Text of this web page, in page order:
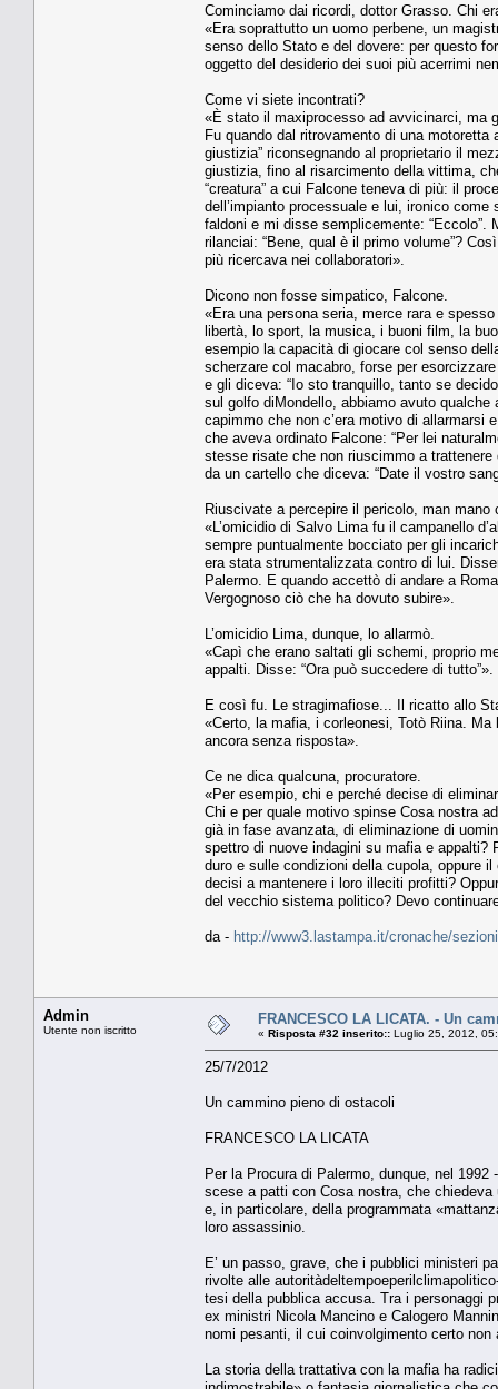
Cominciamo dai ricordi, dottor Grasso. Chi
«Era soprattutto un uomo perbene, un
senso dello Stato e del dovere: per questo
oggetto del desiderio dei suoi più acerrimi
Come vi siete incontrati?
«È stato il maxiprocesso ad avvicinarci, ma
Fu quando dal ritrovamento di una
giustizia” riconsegnando al proprietario il
giustizia, fino al risarcimento della vittima,
“creatura” a cui Falcone teneva di più: il
dell’impianto processuale e lui, ironico
faldoni e mi disse semplicemente:
rilanciai: “Bene, qual è il primo volume”?
più ricercava nei collaboratori».
Dicono non fosse simpatico, Falcone.
«Era una persona seria, merce rara e
libertà, lo sport, la musica, i buoni film, la
esempio la capacità di giocare col senso
scherzare col macabro, forse per
e gli diceva: “Io sto tranquillo, tanto se
sul golfo diMondello, abbiamo avuto
capimmo che non c’era motivo di allarmarsi
che aveva ordinato Falcone: “Per lei
stesse risate che non riuscimmo a
da un cartello che diceva: “Date il vostro
Riuscivate a percepire il pericolo, man
«L’omicidio di Salvo Lima fu il campanello
sempre puntualmente bocciato per gli
era stata strumentalizzata contro di lui.
Palermo. E quando accettò di andare a
Vergognoso ciò che ha dovuto subire».
L’omicidio Lima, dunque, lo allarmò.
«Capì che erano saltati gli schemi, proprio
appalti. Disse: “Ora può succedere di tutto”».
E così fu. Le stragimafiose... Il ricatto allo
«Certo, la mafia, i corleonesi, Totò Riina.
ancora senza risposta».
Ce ne dica qualcuna, procuratore.
«Per esempio, chi e perché decise di
Chi e per quale motivo spinse Cosa nostra
già in fase avanzata, di eliminazione di
spettro di nuove indagini su mafia e
duro e sulle condizioni della cupola, oppure
decisi a mantenere i loro illeciti profitti?
del vecchio sistema politico? Devo
da - http://www3.lastampa.it/cronache/
Admin
Utente non iscritto
FRANCESCO LA LICATA. - Un
« Risposta #32 inserito:: Luglio 25, 2012,
25/7/2012
Un cammino pieno di ostacoli
FRANCESCO LA LICATA
Per la Procura di Palermo, dunque, nel
scese a patti con Cosa nostra, che
e, in particolare, della programmata
loro assassinio.
E’ un passo, grave, che i pubblici ministeri
rivolte alle
tesi della pubblica accusa. Tra i personaggi
ex ministri Nicola Mancino e Calogero
nomi pesanti, il cui coinvolgimento certo
La storia della trattativa con la mafia ha